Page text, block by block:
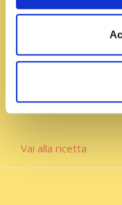
sfiziosa. Un
Zafferano Leprotto:
perfetto per una
Vai alla ricetta